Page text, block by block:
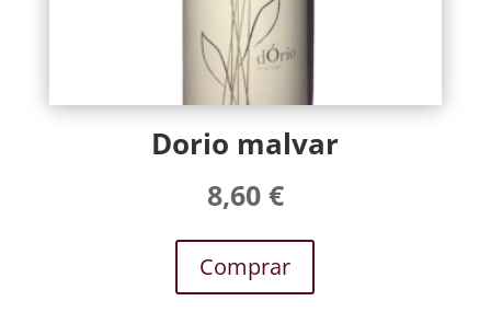
Dorio malvar
8,60 €
Comprar